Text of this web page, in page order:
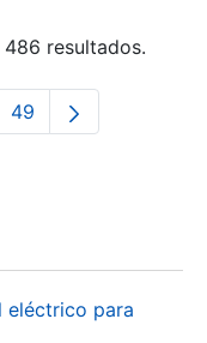
resultados.
intermedias Use
Página
49
eléctrico para